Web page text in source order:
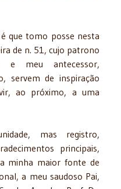
que tomo posse nesta
de n. 51, cujo patrono
e meu antecessor,
servem de inspiração
ao próximo, a uma
mas registro,
principais,
minha maior fonte de
a meu saudoso Pai,